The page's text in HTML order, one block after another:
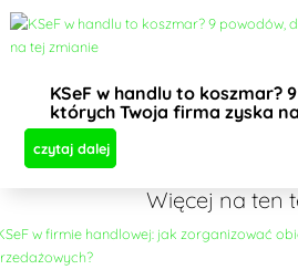
KSeF w handlu to koszmar?
których Twoja firma zyska
czytaj dalej
Więcej na ten